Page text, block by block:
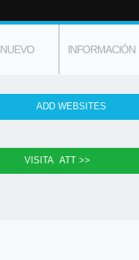
NUEVO INFORMACIÓN